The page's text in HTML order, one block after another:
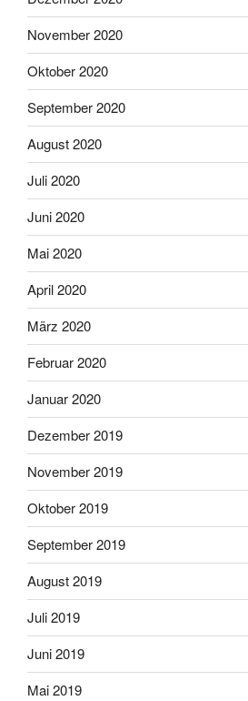
November 2020
Oktober 2020
September 2020
August 2020
Juli 2020
Juni 2020
Mai 2020
April 2020
März 2020
Februar 2020
Januar 2020
Dezember 2019
November 2019
Oktober 2019
September 2019
August 2019
Juli 2019
Juni 2019
Mai 2019